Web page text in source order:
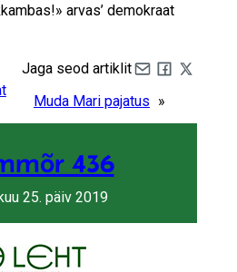
arvas’ demokraat
Jaga seod artiklit
Muda Mari pajatus »
436
25. päiv 2019